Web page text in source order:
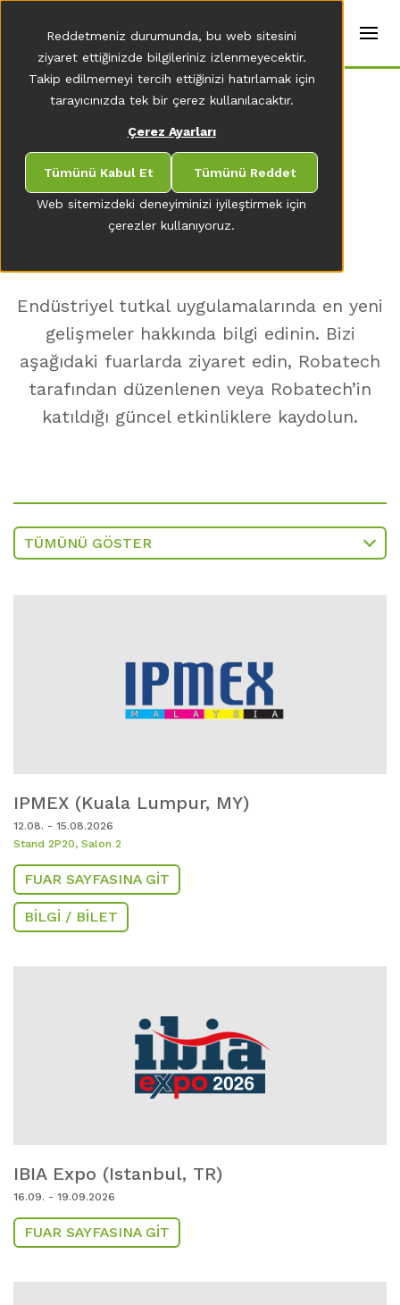
Web sitemizdeki deneyiminizi iyileştirmek için
çerezler kullanıyoruz.
Reddetmeniz durumunda, bu web sitesini
ziyaret ettiğinizde bilgileriniz izlenmeyecektir.
Takip edilmemeyi tercih ettiğinizi hatırlamak için
tarayıcınızda tek bir çerez kullanılacaktır.
Çerez Ayarları
Tümünü Kabul Et Tümünü Reddet
t
r
s
E
n
s
h
)
FUARLAR VE
ETKINLIKLER
Endüstriyel tutkal uygulamalarında en yeni
gelişmeler hakkında bilgi edinin. Bizi
aşağıdaki fuarlarda ziyaret edin, Robatech
tarafından düzenlenen veya Robatech’in
katıldığı güncel etkinliklere kaydolun.
TÜMÜNÜ GÖSTER
IPMEX (Kuala Lumpur, MY)
12.08. - 15.08.2026
Stand 2P20, Salon 2
FUAR SAYFASINA GIT
BILGI / BILET
IBIA Expo (Istanbul, TR)
16.09. - 19.09.2026
FUAR SAYFASINA GIT